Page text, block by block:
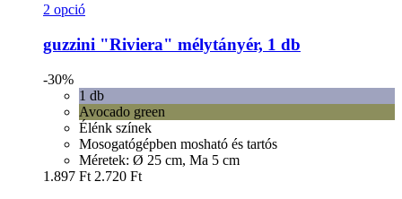
2 opció
guzzini "Riviera" mélytányér, 1 db
-30%
1 db
Avocado green
Élénk színek
Mosogatógépben mosható és tartós
Méretek: Ø 25 cm, Ma 5 cm
1.897 Ft 2.720 Ft